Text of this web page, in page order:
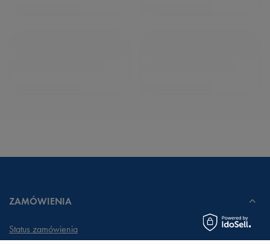
ZAMÓWIENIA
Status zamówienia